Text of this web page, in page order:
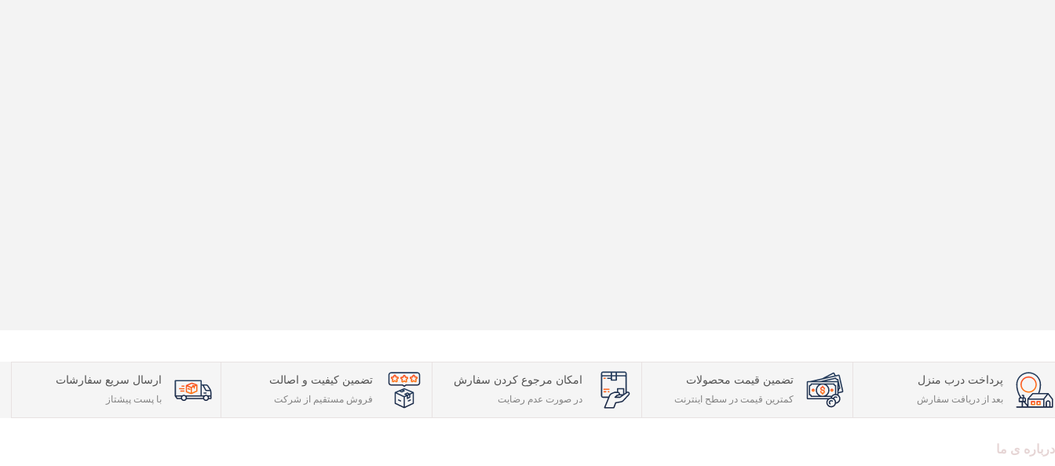
پرداخت درب منزل
بعد از دریافت سفارش
تضمین قیمت محصولات
کمترین قیمت در سطح اینترنت
امکان مرجوع کردن سفارش
در صورت عدم رضایت
تضمین کیفیت و اصالت
فروش مستقیم از شرکت
ارسال سریع سفارشات
با پست پیشتاز
درباره ی ما